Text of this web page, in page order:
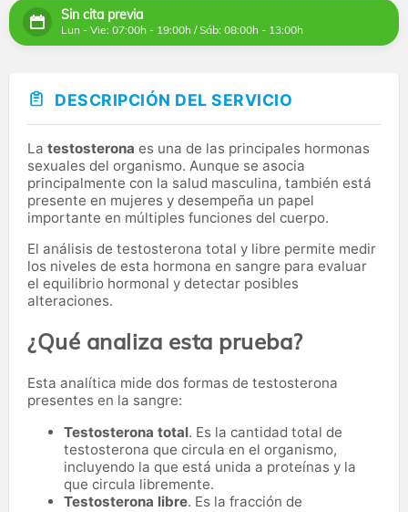
Sin cita previa
Lun - Vie: 07:00h - 19:00h / Sáb: 08:00h - 13:00h
DESCRIPCIÓN DEL SERVICIO
La testosterona es una de las principales hormonas
sexuales del organismo. Aunque se asocia
principalmente con la salud masculina, también está
presente en mujeres y desempeña un papel
importante en múltiples funciones del cuerpo.
El análisis de testosterona total y libre permite medir
los niveles de esta hormona en sangre para evaluar
el equilibrio hormonal y detectar posibles
alteraciones.
¿Qué analiza esta prueba?
Esta analítica mide dos formas de testosterona
presentes en la sangre:
Testosterona total. Es la cantidad total de
testosterona que circula en el organismo,
incluyendo la que está unida a proteínas y la
que circula libremente.
Testosterona libre. Es la fracción de